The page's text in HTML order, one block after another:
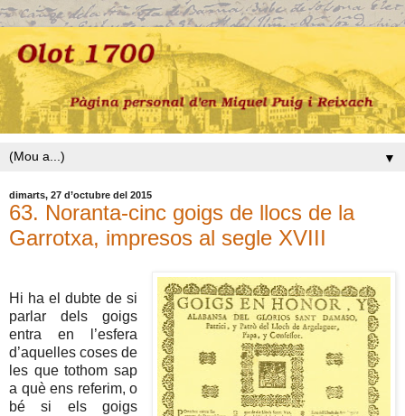
▼
dimarts, 27 d’octubre del 2015
63. Noranta-cinc goigs de llocs de la
Garrotxa, impresos al segle XVIII
Hi ha el dubte de si
parlar dels goigs
entra en l’esfera
d’aquelles coses de
les que tothom sap
a què ens referim, o
bé si els goigs